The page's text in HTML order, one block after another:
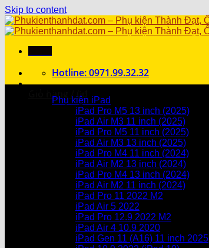
Skip to content
Hotline: 0971.99.32.32
Giỏ hàng / 0₫
Chưa có sản phẩm trong giỏ hàng.
Chưa có sản phẩm trong giỏ hàng.
Phụ kiện iPad
iPad Pro M5 13 inch (2025)
iPad Air M3 11 inch (2025)
iPad Pro M5 11 inch (2025)
iPad Air M3 13 inch (2025)
iPad Pro M4 11 inch (2024)
iPad Air M2 13 inch (2024)
iPad Pro M4 13 inch (2024)
iPad Air M2 11 inch (2024)
iPad Pro 11 2022 M2
iPad Air 5 2022
iPad Pro 12.9 2022 M2
iPad Air 4 10.9 2020
iPad Gen 11 (A16) 11 inch 2025